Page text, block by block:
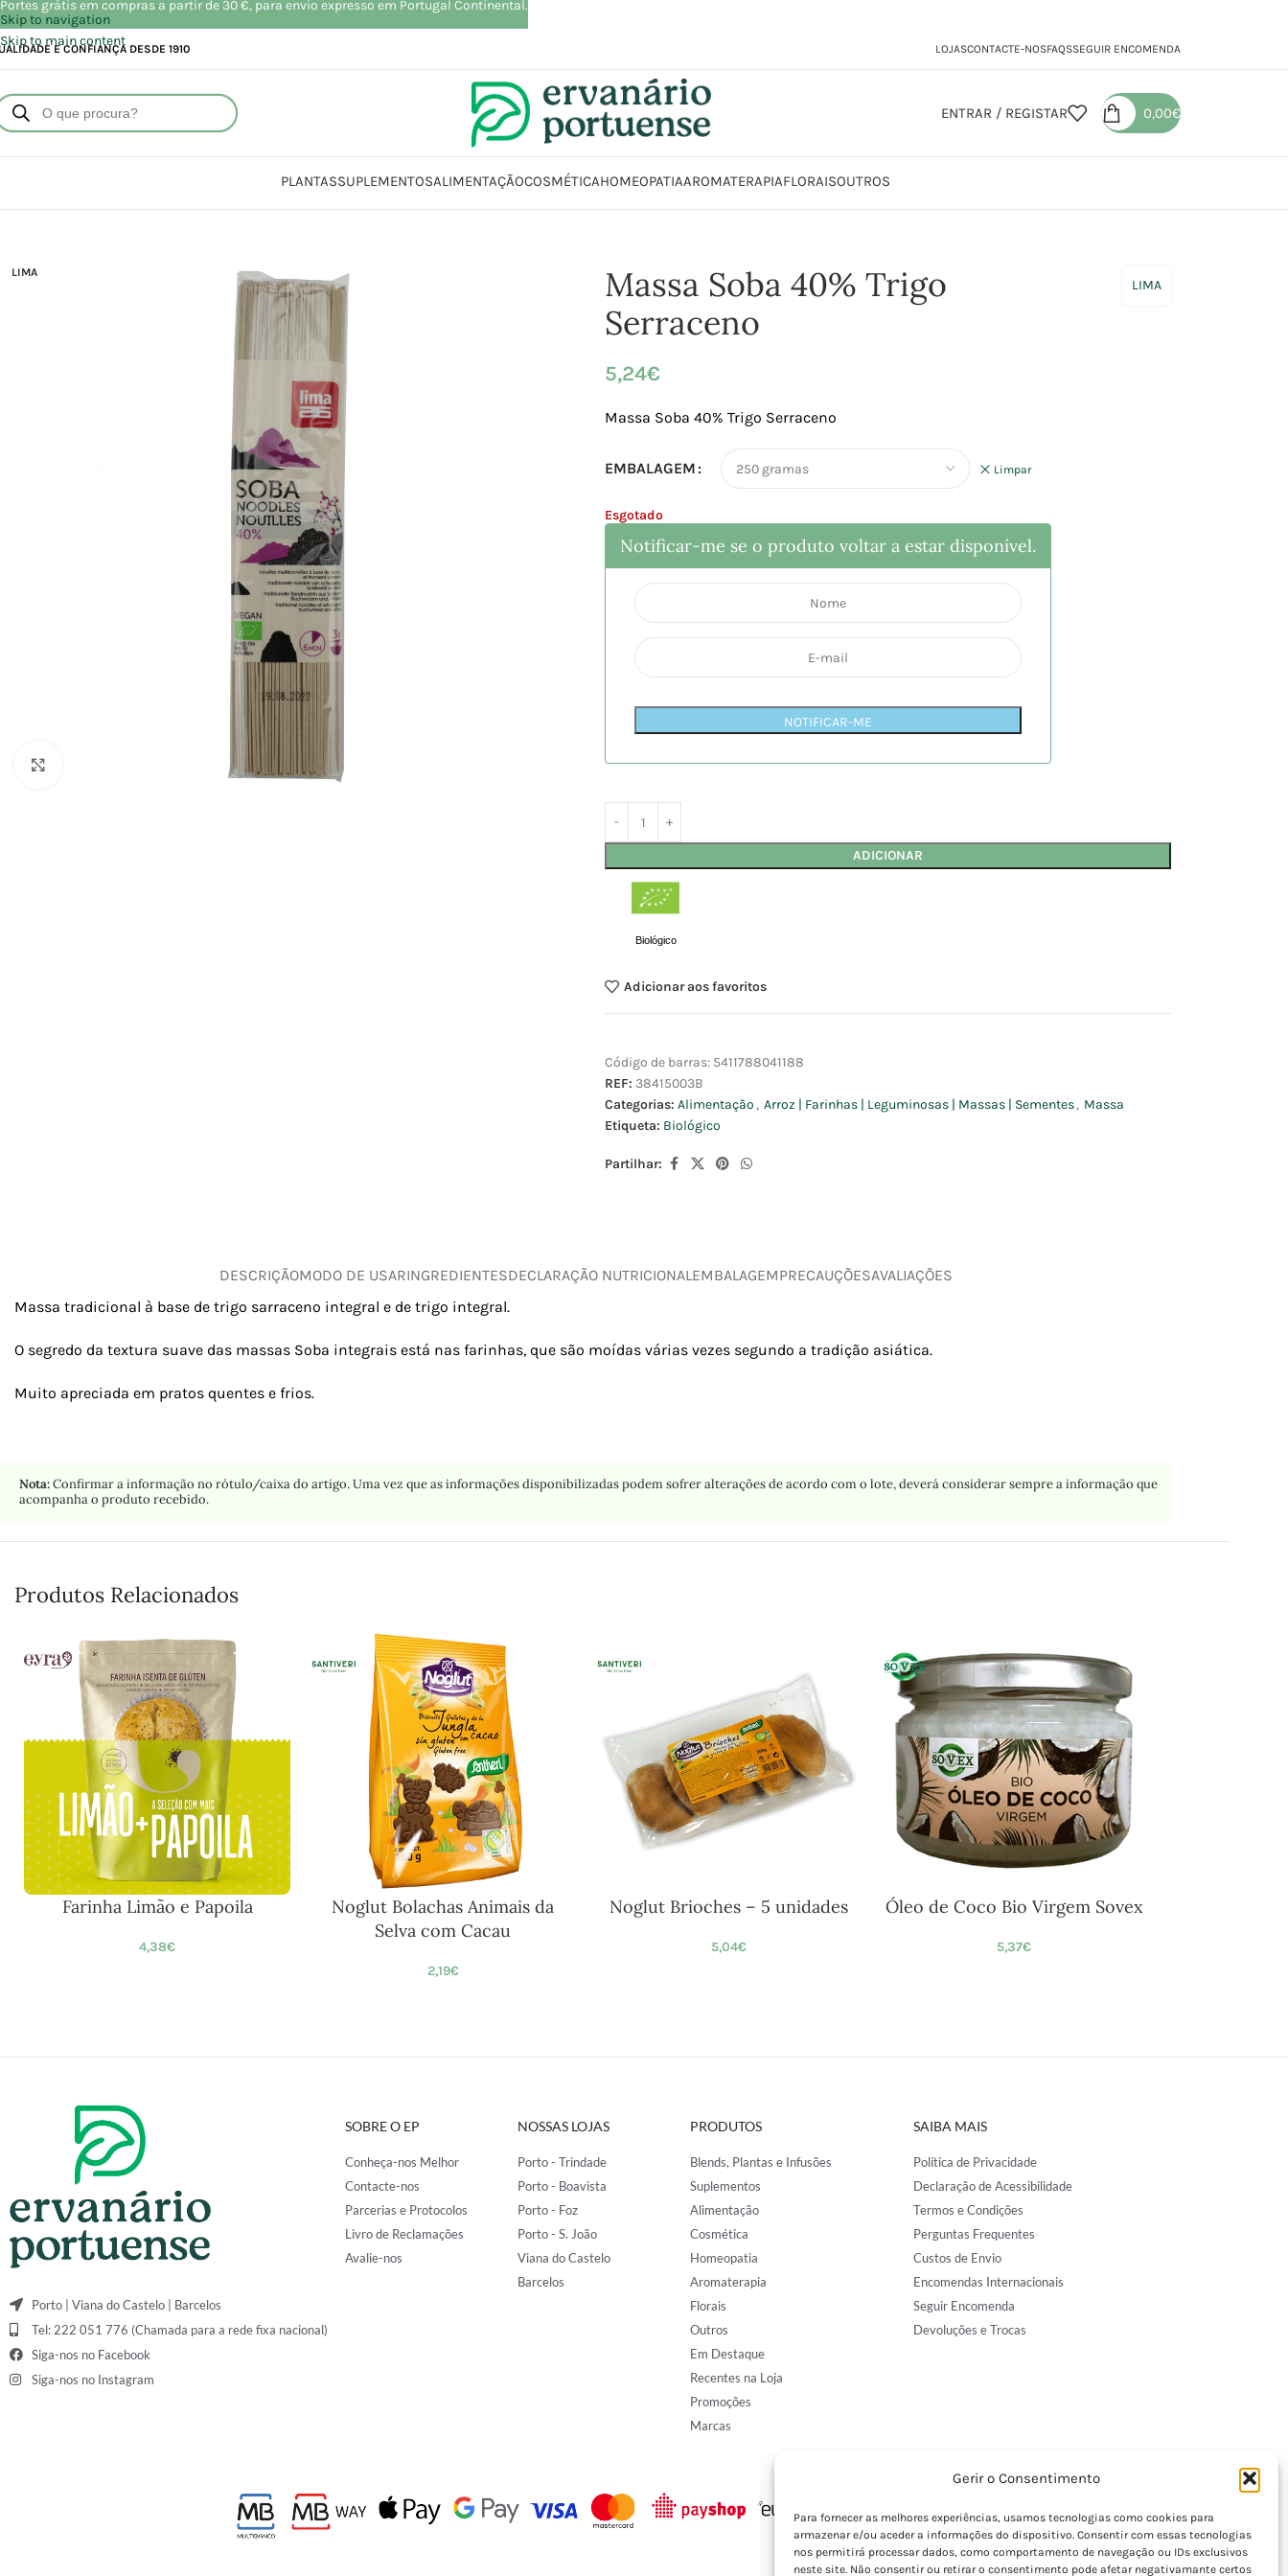
Gerir o Consentimento
Para fornecer as melhores experiências, usamos tecnologias como cookies para
armazenar e/ou aceder a informações do dispositivo. Consentir com essas tecnologias
nos permitirá processar dados, como comportamento de navegação ou IDs exclusivos
neste site. Não consentir ou retirar o consentimento pode afetar negativamante certos
Skip to navigation
Skip to main content
E CONFIANÇA DESDE 1910 LOJASCONTACTE-NOSFAQSSEGUIR ENCOMENDA
ENTRAR / REGISTAR 0,00€
PLANTASSUPLEMENTOSALIMENTAÇÃOCOSMÉTICAHOMEOPATIAAROMATERAPIAFLORAISOUTROS
LIMA
Massa Soba 40% Trigo
Serraceno
LIMA
5,24€
Massa Soba 40% Trigo Serraceno
EMBALAGEM Limpar
Esgotado
Notificar-me se o produto voltar a estar disponível.
NOTIFICAR-ME
ADICIONAR
Biológico
Adicionar aos favoritos
Código de barras: 5411788041188
REF: 38415003B
Categorias: Alimentação , Arroz | Farinhas | Leguminosas | Massas | Sementes, Massa
Etiqueta: Biológico
Partilhar:
DESCRIÇÃOMODO DE USARINGREDIENTESDECLARAÇÃO NUTRICIONAL EMBALAGEMPRECAUÇÕESAVALIAÇÕES
Massa tradicional à base de trigo sarraceno integral e de trigo integral.
O segredo da textura suave das massas Soba integrais está nas farinhas, que são moídas várias vezes segundo a tradição asiática.
Muito apreciada em pratos quentes e frios.
Nota:Confirmar a informação no rótulo/caixa do artigo. Uma vez que as informações disponibilizadas podem sofrer alterações de acordo com o lote, deverá considerar sempre a informação que
acompanha o produto recebido.
Produtos Relacionados
Farinha Limão e Papoila
4,38€
Noglut Bolachas Animais da
Selva com Cacau
2,19€
Noglut Brioches – 5 unidades
5,04€
Óleo de Coco Bio Virgem Sovex
5,37€
Porto | Viana do Castelo | Barcelos
Tel: 222 051 776 (Chamada para a rede fixa nacional)
Siga-nos no Facebook
Siga-nos no Instagram
SOBRE O EP
Conheça-nos Melhor
Contacte-nos
Parcerias e Protocolos
Livro de Reclamações
Avalie-nos
NOSSAS LOJAS
Porto - Trindade
Porto - Boavista
Porto - Foz
Porto - S. João
Viana do Castelo
Barcelos
PRODUTOS
Blends, Plantas e Infusões
Suplementos
Alimentação
Cosmética
Homeopatia
Aromaterapia
Florais
Outros
Em Destaque
Recentes na Loja
Promoções
Marcas
SAIBA MAIS
Política de Privacidade
Declaração de Acessibilidade
Termos e Condições
Perguntas Frequentes
Custos de Envio
Encomendas Internacionais
Seguir Encomenda
Devoluções e Trocas
Portes grátis em compras a partir de 30 €, para envio expresso em Portugal Continental.